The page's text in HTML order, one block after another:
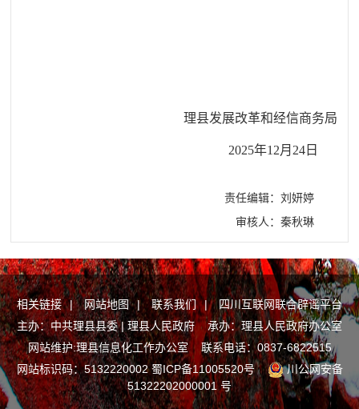
理县发展改革和经信商务局
2025年12月 24日
责任编辑：刘妍婷
审核人：秦秋琳
相关链接 | 网站地图 | 联系我们 |
四川互联网联合辟谣平台
主办：中共理县县委 | 理县人民政府 承办：理县人民政府办公室
网站维护:理县信息化工作办公室 联系电话：0837-6822515
网站标识码：5132220002蜀ICP备11005520号
川公网安备
51322202000001 号